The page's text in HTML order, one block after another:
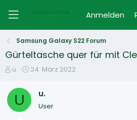
Anmelden
Samsung Galaxy S22 Forum
Gürteltasche quer für mit
E
s
e
u.
E
t
24. März 2022
U u.
User